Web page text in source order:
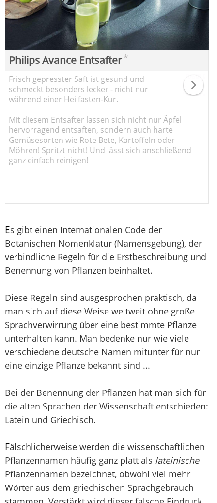
Philips Avance Entsafter*
Frisch gepresster Saft ist gesund und
schmeckt besonders lecker - nicht nur
während einer Heilfasten-Kur.
Mit diesem Entsafter lassen sich nicht nur Äpfel
hervorragend entsaften, sondern auch harte
Gemüsesorten wie Rote Bete, Kartoffeln oder
Möhren! Spritzt nicht! Und lässt sich anschließend
ganz einfach reinigen!
Es gibt einen Internationalen Code der
Botanischen Nomenklatur (Namensgebung), der
verbindliche Regeln für die Erstbeschreibung und
Benennung von Pflanzen beinhaltet.
Diese Regeln sind ausgesprochen praktisch, da
man sich auf diese Weise weltweit ohne große
Sprachverwirrung über eine bestimmte Pflanze
unterhalten kann. Man bedenke nur wie viele
verschiedene deutsche Namen mitunter für nur
eine einzige Pflanze bekannt sind ...
Bei der Benennung der Pflanzen hat man sich für
die alten Sprachen der Wissenschaft entschieden:
Latein und Griechisch.
Fälschlicherweise werden die wissenschaftlichen
Pflanzennamen häufig ganz platt als lateinische
Pflanzennamen bezeichnet, obwohl viel mehr
Wörter aus dem griechischen Sprachgebrauch